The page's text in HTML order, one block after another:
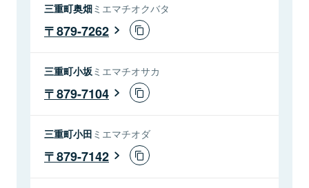
三重町奥畑ミエマチオクバタ
879-7262
三重町小坂 ミエマチオサカ
879-7104
三重町小田 ミエマチオダ
879-7142